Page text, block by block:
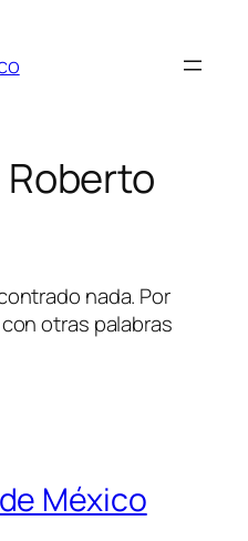
Roberto
nada. Por
otras palabras
México